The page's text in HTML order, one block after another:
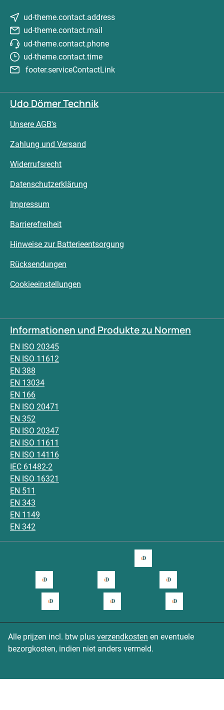
ud-theme.contact.address
ud-theme.contact.mail
ud-theme.contact.phone
ud-theme.contact.time
footer.serviceContactLink
Udo Dömer Technik
Unsere AGB's
Zahlung und Versand
Widerrufsrecht
Datenschutzerklärung
Impressum
Barrierefreiheit
Hinweise zur Batterieentsorgung
Rücksendungen
Cookieeinstellungen
Informationen und Produkte zu Normen
EN ISO 20345
EN ISO 11612
EN 388
EN 13034
EN 166
EN ISO 20471
EN 352
EN ISO 20347
EN ISO 11611
EN ISO 14116
IEC 61482-2
EN ISO 16321
EN 511
EN 343
EN 1149
EN 342
Alle prijzen incl. btw plus verzendkosten en eventuele
bezorgkosten, indien niet anders vermeld.